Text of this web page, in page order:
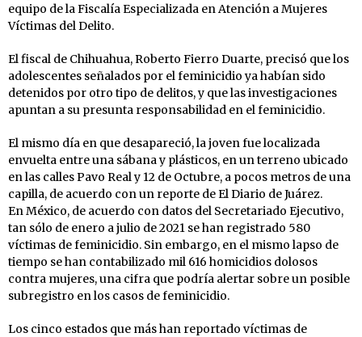
equipo de la Fiscalía Especializada en Atención a Mujeres
Víctimas del Delito.
El fiscal de Chihuahua, Roberto Fierro Duarte, precisó que los
adolescentes señalados por el feminicidio ya habían sido
detenidos por otro tipo de delitos, y que las investigaciones
apuntan a su presunta responsabilidad en el feminicidio.
El mismo día en que desapareció, la joven fue localizada
envuelta entre una sábana y plásticos, en un terreno ubicado
en las calles Pavo Real y 12 de Octubre, a pocos metros de una
capilla, de acuerdo con un reporte de El Diario de Juárez.
En México, de acuerdo con datos del Secretariado Ejecutivo,
tan sólo de enero a julio de 2021 se han registrado 580
víctimas de feminicidio. Sin embargo, en el mismo lapso de
tiempo se han contabilizado mil 616 homicidios dolosos
contra mujeres, una cifra que podría alertar sobre un posible
subregistro en los casos de feminicidio.
Los cinco estados que más han reportado víctimas de